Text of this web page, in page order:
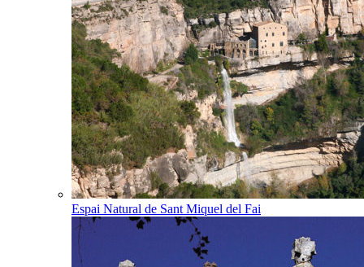
Espai Natural de Sant Miquel del Fai